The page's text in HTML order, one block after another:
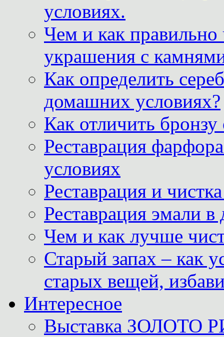
условиях.
Чем и как
украшения с
Как определить
домашних условиях?
Как отличить
Реставрация
условиях
Реставрация и
Реставрация эмали
Чем и как лучше
Старый запах – как
старых вещей,
Интересное
Выставка ЗОЛОТО